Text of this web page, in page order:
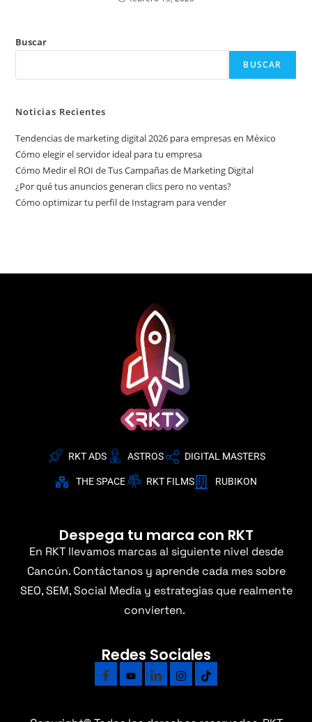
Buscar
BUSCAR
Noticias Recientes
Tendencias de marketing digital 2026 para empresas en México
Cómo elegir el servidor ideal para tu empresa
Cómo Medir el ROI de Tus Campañas de Marketing Digital
¿Por qué tus anuncios generan clics pero no ventas?
Cómo optimizar tu perfil de Instagram para vender
RKT ADS ASTROS DIGITAL MASTERS
THE SPACE RKT FILMS RUBIKON
Despega tu marca con RKT
En RKT llevamos marcas al siguiente nivel desde
Cancún. Contáctanos y aprende cada mes sobre
SEO, SEM, Social Media y estrategias que realmente
convierten.
Redes Sociales